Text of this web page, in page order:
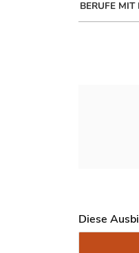
BERUFE
Diese
Uber weitere